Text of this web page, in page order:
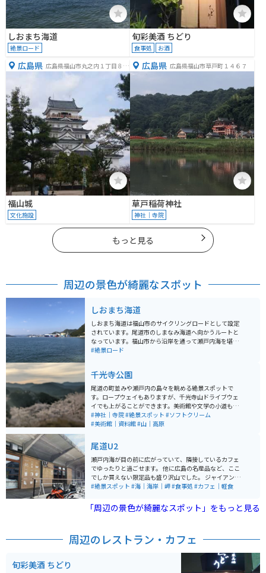
しおまち海道
絶景ロード
旬彩美酒 ちどり
食事処 お酒
広島県 広島県福山市丸之内１丁目８
福山城
文化施設
広島県 広島県福山市草戸町１４６７
草戸稲荷神社
神社｜寺院
もっと見る
周辺の景色が綺麗なスポット
しおまち海道
しおまち海道は福山市のサイクリングロードとして設定
されています。尾道市のしまなみ海道へ向かうルートと
なっています。福山市から沿岸を通って瀬戸内海を堪能
できます。福山駅～戸崎港（尾道市）の33.7kmとなって
#絶景ロード
千光寺公園
尾道の町並みや瀬戸内の島々を眺める絶景スポットで
す。ロープウェイもありますが、千光寺山ドライブウェ
イでも上がることができます。美術館や文学の小道もあ
り、のんびりと散策を楽しむこともできます。散策のお
供にみかんソフトクリームがおすすめです。桜の名所
眺めを邪魔するものは何も無く、開けた景色に心地よい
海風を全身に感じられます。桜の名所とは言いますが藤
棚と躑躅もとても見応えがあり、敷地内には尾道美術館
や保護猫ハウス等もあり見どころ満点です。
#神社｜寺院#絶景スポット #ソフトクリーム
#美術館｜資料館#山｜高原
尾道U2
瀬戸内海が目の前に広がっていて、隣接しているカフェ
でゆったりと過ごせます。 他に広島の名産品など、ここ
でしか買えない限定品も盛り沢山でした。 ジャイアント
のレンタサイクルもありますので、そのまましまなみ街
#絶景スポット #海｜海岸｜岬#食事処 #カフェ｜軽食
「周辺の景色が綺麗なスポット」をもっと見る
周辺のレストラン・カフェ
旬彩美酒 ちどり